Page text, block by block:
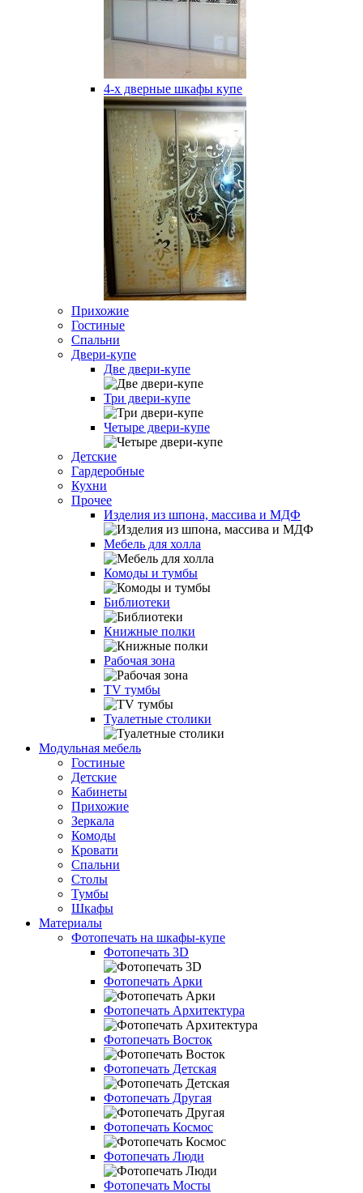
4-х дверные шкафы купе
Прихожие
Гостиные
Спальни
Двери-купе
Две двери-купе
Три двери-купе
Четыре двери-купе
Детские
Гардеробные
Кухни
Прочее
Изделия из шпона, массива и МДФ
Мебель для холла
Комоды и тумбы
Библиотеки
Книжные полки
Рабочая зона
TV тумбы
Туалетные столики
Модульная мебель
Гостиные
Детские
Кабинеты
Прихожие
Зеркала
Комоды
Кровати
Спальни
Столы
Тумбы
Шкафы
Материалы
Фотопечать на шкафы-купе
Фотопечать 3D
Фотопечать Арки
Фотопечать Архитектура
Фотопечать Восток
Фотопечать Детская
Фотопечать Другая
Фотопечать Космос
Фотопечать Люди
Фотопечать Мосты